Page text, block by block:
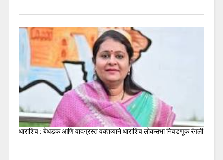
धाराशिव : बेधडक आणि वादग्रस्त वक्तव्याने धाराशिव लोकसभा निवडणूक रंगली